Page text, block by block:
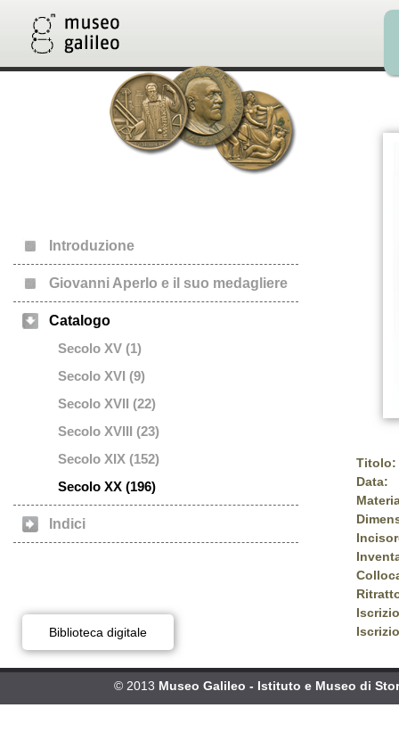
Introduzione
Giovanni Aperlo e il suo medagliere
Catalogo
Secolo XV (1)
Secolo XVI (9)
Secolo XVII (22)
Secolo XVIII (23)
Secolo XIX (152)
Secolo XX (196)
Indici
Biblioteca digitale
Titolo:
Data:
© 2013 Museo Galileo - Istituto e Museo di